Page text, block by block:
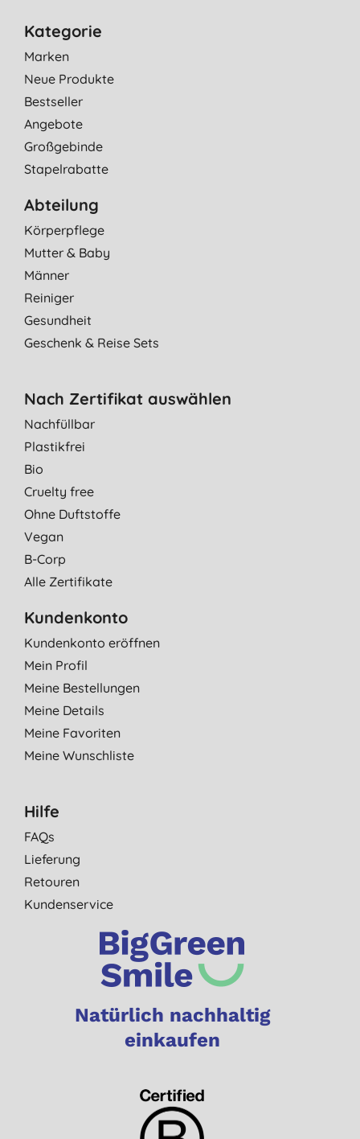
Kategorie
Marken
Neue Produkte
Bestseller
Angebote
Großgebinde
Stapelrabatte
Abteilung
Körperpflege
Mutter & Baby
Männer
Reiniger
Gesundheit
Geschenk & Reise Sets
Nach Zertifikat auswählen
Nachfüllbar
Plastikfrei
Bio
Cruelty free
Ohne Duftstoffe
Vegan
B-Corp
Alle Zertifikate
Kundenkonto
Kundenkonto eröffnen
Mein Profil
Meine Bestellungen
Meine Details
Meine Favoriten
Meine Wunschliste
Hilfe
FAQs
Lieferung
Retouren
Kundenservice
Natürlich nachhaltig
einkaufen